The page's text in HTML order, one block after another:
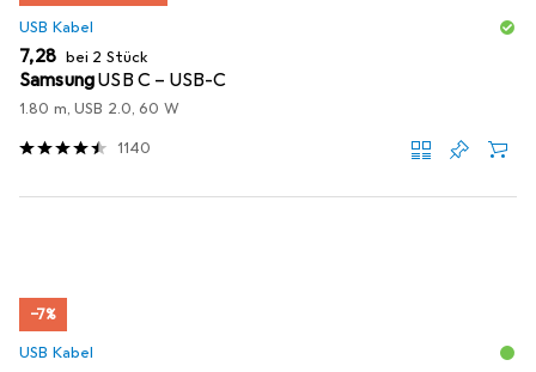
USB Kabel
EUR
7,28 bei 2 Stück
SamsungUSB C – USB-C
1.80 m, USB 2.0, 60 W
1140
−7%
USB Kabel